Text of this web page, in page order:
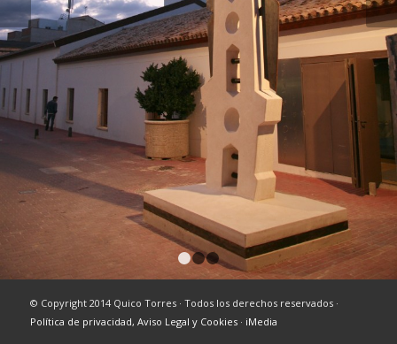
1 2
© Copyright 2014 Quico Torres · Todos los derechos reservados ·
Política de privacidad, Aviso Legal y Cookies· iMedia